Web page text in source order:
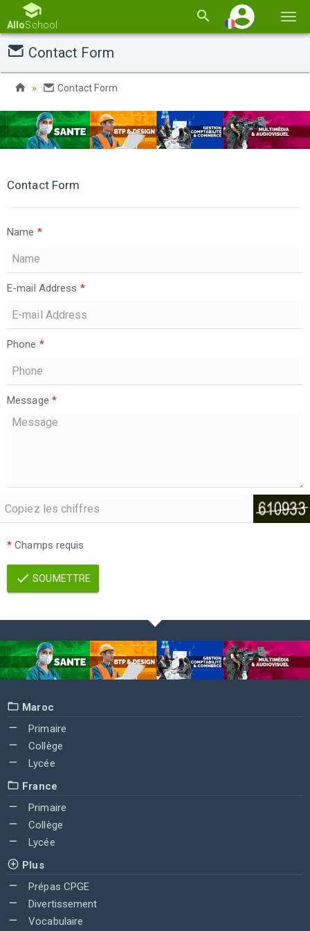
la
AlloSchool
Contact Form
Contact Form
Contact Form
Name *
E-mail Address *
Phone *
Message *
* Champs requis
SOUMETTRE
Maroc
Primaire
Collège
Lycée
France
Primaire
Collège
Lycée
Plus
Prépas CPGE
Divertissement
Vocabulaire